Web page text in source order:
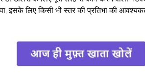
लिए किसी भी स्तर की प्रतिभा की